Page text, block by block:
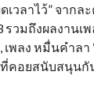
วลาไว้” จากล
วมถึงผลงานเพ
, เพลง หมื่นคำล
อยสนับสนุนกั